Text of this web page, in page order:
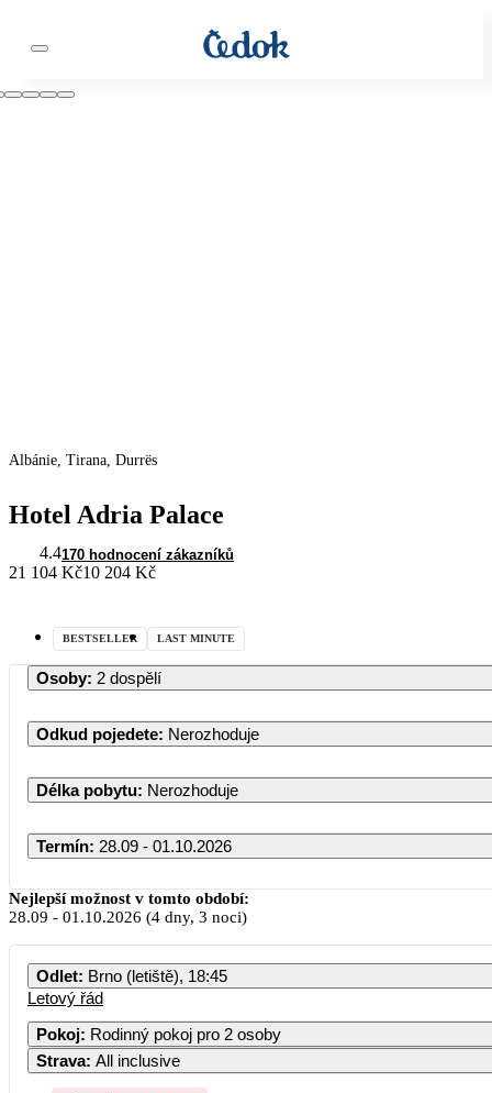
Albánie, Tirana, Durrës
Hotel Adria Palace
4.4170 hodnocení zákazníků
21 104 Kč10 204 Kč
BESTSELLER LAST MINUTE
Osoby: 2 dospělí
Odkud pojedete: Nerozhoduje
Délka pobytu: Nerozhoduje
Termín: 28.09 - 01.10.2026
Nejlepší možnost v tomto období:
28.09 - 01.10.2026 (4 dny, 3 noci)
Odlet: Brno (letiště), 18:45
Letový řád
Pokoj: Rodinný pokoj pro 2 osoby
Strava: All inclusive